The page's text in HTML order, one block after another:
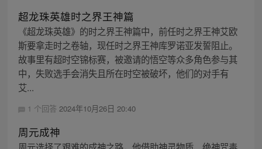
超龙珠英雄时之界王神篇
《超龙珠英雄》的时之界王神篇中，前任时之界王神艾欧
斯要拿走时之卷轴，现任时之界王神库罗诺亚发誓阻止。
故事里有超时空锦标赛，被邀请的悟空等众多角色参与其
中，失败选手会消失且所在时空被破坏，他们的对手有
艾...
1 个回答 2024年10月26日 20:40
周元成神